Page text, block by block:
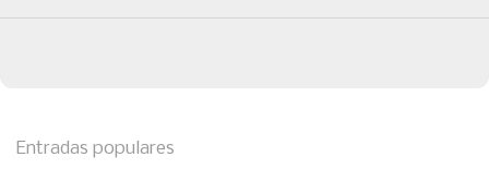
Entradas populares